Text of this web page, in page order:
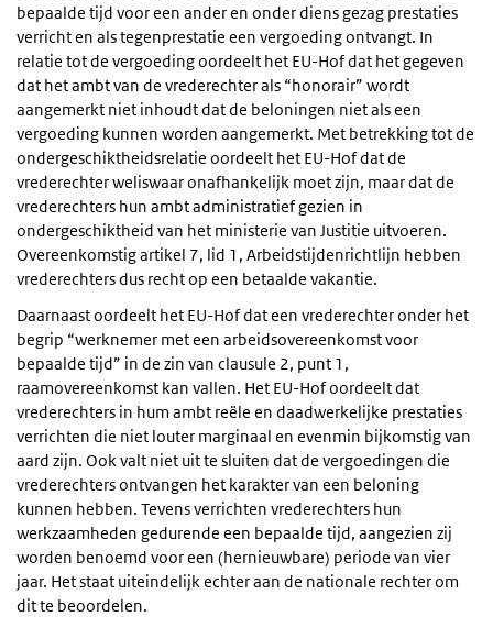
bepaalde tijd voor een ander en onder diens gezag prestaties
verricht en als tegenprestatie een vergoeding ontvangt. In
relatie tot de vergoeding oordeelt het EU-Hof dat het gegeven
dat het ambt van de vrederechter als “honorair” wordt
aangemerkt niet inhoudt dat de beloningen niet als een
vergoeding kunnen worden aangemerkt. Met betrekking tot de
ondergeschiktheidsrelatie oordeelt het EU-Hof dat de
vrederechter weliswaar onafhankelijk moet zijn, maar dat de
vrederechters hun ambt administratief gezien in
ondergeschiktheid van het ministerie van Justitie uitvoeren.
Overeenkomstig artikel 7, lid 1, Arbeidstijdenrichtlijn hebben
vrederechters dus recht op een betaalde vakantie.
Daarnaast oordeelt het EU-Hof dat een vrederechter onder het
begrip “werknemer met een arbeidsovereenkomst voor
bepaalde tijd” in de zin van clausule 2, punt 1,
raamovereenkomst kan vallen. Het EU-Hof oordeelt dat
vrederechters in hum ambt reële en daadwerkelijke prestaties
verrichten die niet louter marginaal en evenmin bijkomstig van
aard zijn. Ook valt niet uit te sluiten dat de vergoedingen die
vrederechters ontvangen het karakter van een beloning
kunnen hebben. Tevens verrichten vrederechters hun
werkzaamheden gedurende een bepaalde tijd, aangezien zij
worden benoemd voor een (hernieuwbare) periode van vier
jaar. Het staat uiteindelijk echter aan de nationale rechter om
dit te beoordelen.